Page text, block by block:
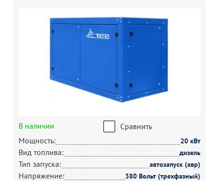
В наличии
Сравнить
Мощность:
20 кВт
Вид топлива: дизель
Тип запуска: автозапуск (авр)
Напряжение: 380 Вольт (трехфазный)